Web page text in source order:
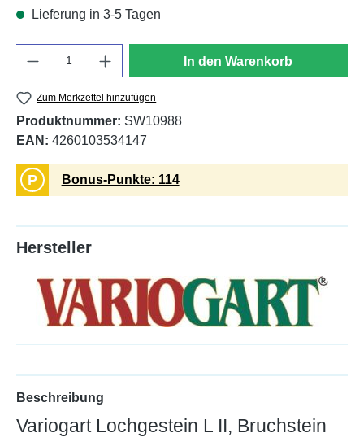
Lieferung in 3-5 Tagen
In den Warenkorb
Zum Merkzettel hinzufügen
Produktnummer: SW10988
EAN: 4260103534147
P Bonus-Punkte: 114
Hersteller
Beschreibung
Variogart Lochgestein L II, Bruchstein